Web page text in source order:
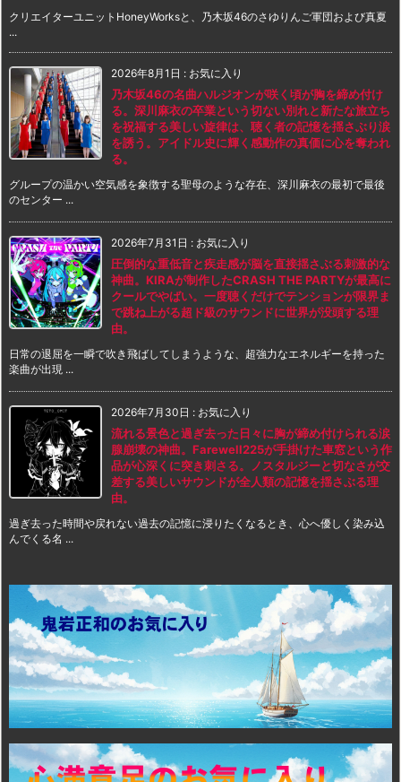
クリエイターユニットHoneyWorksと、乃木坂46のさゆりんご軍団および真夏
...
2026年8月1日 : お気に入り
乃木坂46の名曲ハルジオンが咲く頃が胸を締め付け
る。深川麻衣の卒業という切ない別れと新たな旅立ち
を祝福する美しい旋律は、聴く者の記憶を揺さぶり涙
を誘う。アイドル史に輝く感動作の真価に心を奪われ
る。
グループの温かい空気感を象徴する聖母のような存在、深川麻衣の最初で最後
のセンター ...
2026年7月31日 : お気に入り
圧倒的な重低音と疾走感が脳を直接揺さぶる刺激的な
神曲。KIRAが制作したCRASH THE PARTYが最高に
クールでやばい。一度聴くだけでテンションが限界ま
で跳ね上がる超ド級のサウンドに世界が没頭する理
由。
日常の退屈を一瞬で吹き飛ばしてしまうような、超強力なエネルギーを持った
楽曲が出現 ...
2026年7月30日 : お気に入り
流れる景色と過ぎ去った日々に胸が締め付けられる涙
腺崩壊の神曲。Farewell225が手掛けた車窓という作
品が心深くに突き刺さる。ノスタルジーと切なさが交
差する美しいサウンドが全人類の記憶を揺さぶる理
由。
過ぎ去った時間や戻れない過去の記憶に浸りたくなるとき、心へ優しく染み込
んでくる名 ...